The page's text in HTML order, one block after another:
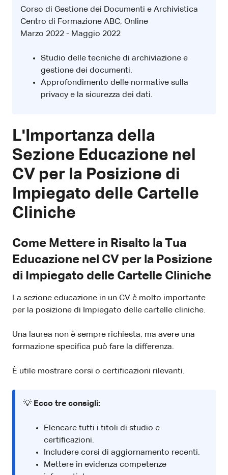
Corso di Gestione dei Documenti e Archivistica
Centro di Formazione ABC, Online
Marzo 2022 - Maggio 2022
Studio delle tecniche di archiviazione e
gestione dei documenti.
Approfondimento delle normative sulla
privacy e la sicurezza dei dati.
L'Importanza della
Sezione Educazione nel
CV per la Posizione di
Impiegato delle Cartelle
Cliniche
Come Mettere in Risalto la Tua
Educazione nel CV per la Posizione
di Impiegato delle Cartelle Cliniche
La sezione educazione in un CV è molto importante
per la posizione di Impiegato delle cartelle cliniche.
Una laurea non è sempre richiesta, ma avere una
formazione specifica può fare la differenza.
È utile mostrare corsi o certificazioni rilevanti.
💡 Ecco tre consigli:
Elencare tutti i titoli di studio e
certificazioni.
Includere corsi di aggiornamento recenti.
Mettere in evidenza competenze